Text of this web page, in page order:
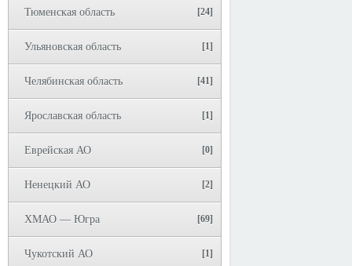
Тюменская область [24]
Ульяновская область [1]
Челябинская область [41]
Ярославская область [1]
Еврейская АО [0]
Ненецкий АО [2]
ХМАО — Югра [69]
Чукотский АО [1]